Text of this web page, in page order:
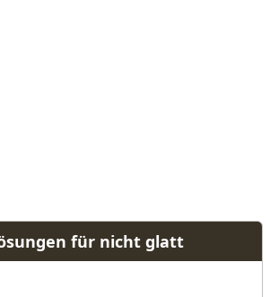
für nicht glatt